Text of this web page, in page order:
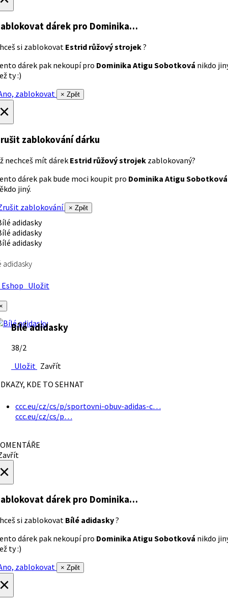
dárek pro Dominika…
si zablokovat Estrid růžový strojek?
dárek pak nekoupí pro Dominika Atigu Sobotková nikdo
ty :)
zablokovat
× Zpět
zablokování dárku
nechceš mít dárek Estrid růžový strojek zablokovaný?
dárek pak bude moci koupit pro Dominika Atigu Sobotková
jiný.
zablokování
× Zpět
adidasky
Uložit
Bílé adidasky
38/2
Uložit Zavřít
KDE TO SEHNAT
ccc.eu/cz/cs/p/sportovni-obuv-adidas-c…
ccc.eu/cz/cs/p…
dárek pro Dominika…
si zablokovat Bílé adidasky?
dárek pak nekoupí pro Dominika Atigu Sobotková nikdo
ty :)
zablokovat
× Zpět